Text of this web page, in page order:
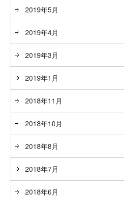
2019年5月
2019年4月
2019年3月
2019年1月
2018年11月
2018年10月
2018年8月
2018年7月
2018年6月